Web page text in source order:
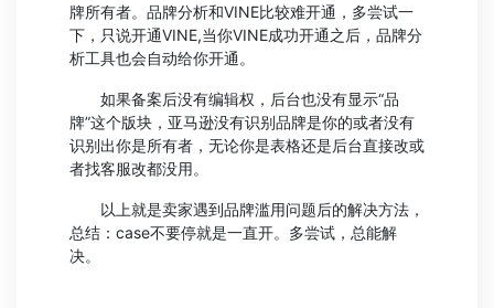
牌所有者。品牌分析和VINE比较难开通，多尝试一
下，只说开通VINE,当你VINE成功开通之后，品牌分
析工具也会自动给你开通。
如果备案后没有编辑权，后台也没有显示“品
牌”这个版块，亚马逊没有识别品牌是你的或者没有
识别出你是所有者，无论你是表格还是后台直接改或
者找客服改都没用。
以上就是卖家遇到品牌滥用问题后的解决方法，
总结：case不要停就是一直开。多尝试，总能解
决。